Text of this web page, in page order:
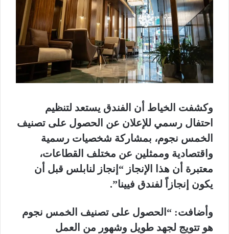
وكشفت الخياط أن الفندق يستعد لتنظيم
احتفال رسمي للإعلان عن الحصول على تصنيف
الخمس نجوم، بمشاركة شخصيات رسمية
واقتصادية وممثلين عن مختلف القطاعات،
معتبرة أن هذا الإنجاز “إنجاز لنابلس قبل أن
يكون إنجازاً لفندق فيينا”.
وأضافت: “الحصول على تصنيف الخمس نجوم
هو تتويج لجهد طويل وشهور من العمل